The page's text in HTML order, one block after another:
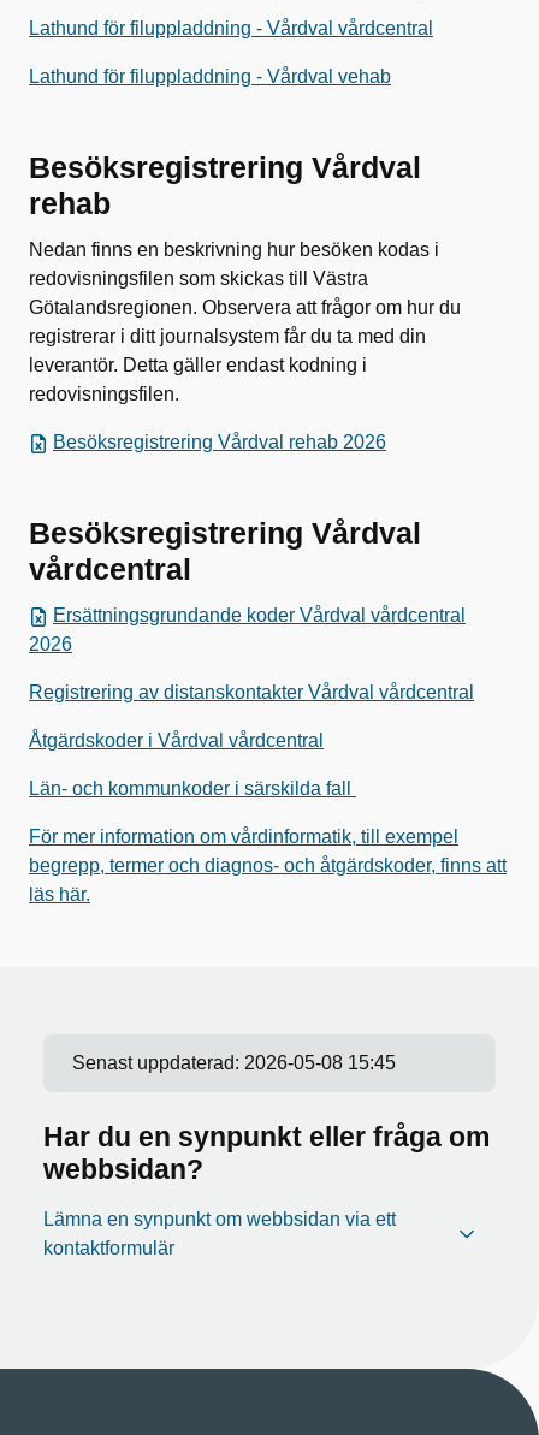
Lathund för filuppladdning - Vårdval vårdcentral
Lathund för filuppladdning - Vårdval vehab
Besöksregistrering Vårdval
rehab
Nedan finns en beskrivning hur besöken kodas i
redovisningsfilen som skickas till Västra
Götalandsregionen. Observera att frågor om hur du
registrerar i ditt journalsystem får du ta med din
leverantör. Detta gäller endast kodning i
redovisningsfilen.
Besöksregistrering Vårdval rehab 2026
Besöksregistrering Vårdval
vårdcentral
Ersättningsgrundande koder Vårdval vårdcentral
2026
Registrering av distanskontakter Vårdval vårdcentral
Åtgärdskoder i Vårdval vårdcentral
Län- och kommunkoder i särskilda fall
För mer information om vårdinformatik, till exempel
begrepp, termer och diagnos- och åtgärdskoder, finns att
läs här.
Senast uppdaterad: 2026-05-08 15:45
Har du en synpunkt eller fråga om
webbsidan?
Lämna en synpunkt om webbsidan via ett
kontaktformulär